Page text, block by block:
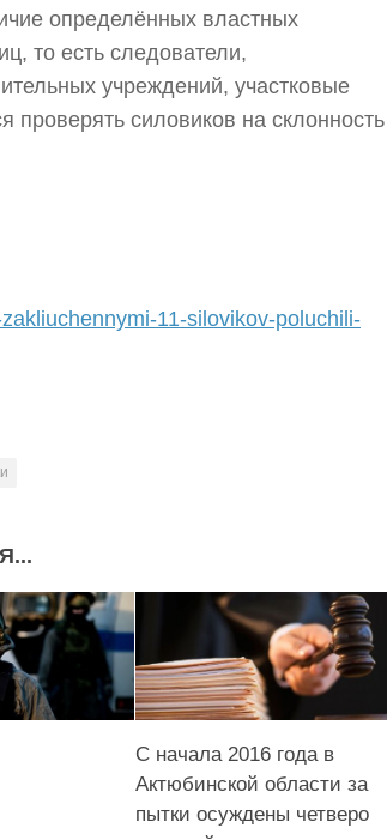
определённых властных
то есть следователи,
учреждений, участковые
проверять силовиков на склонность
11-silovikov-poluchili-
С начала 2016 года в
Актюбинской области за
пытки осуждены четверо